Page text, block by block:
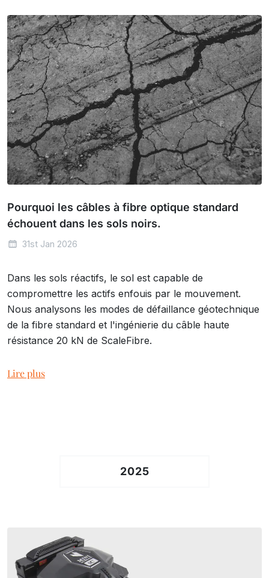
Pourquoi les câbles à fibre optique standard
échouent dans les sols noirs.
31st Jan 2026
Dans les sols réactifs, le sol est capable de
compromettre les actifs enfouis par le mouvement.
Nous analysons les modes de défaillance géotechnique
de la fibre standard et l'ingénierie du câble haute
résistance 20 kN de ScaleFibre.
Lire plus
2025